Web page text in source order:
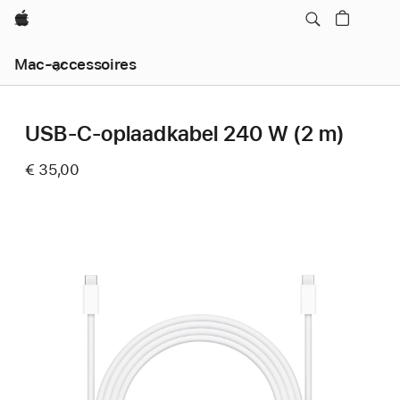
Apple
Mac-accessoires
USB‑C-oplaadkabel 240 W (2 m)
€ 35,00